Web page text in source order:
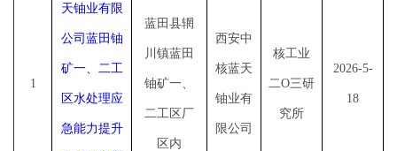
1
天铀业有限
公司蓝田铀
矿一、二工
区水处理应
急能力提升
蓝田县辋
川镇蓝田
铀矿一、
二工区厂
区内
西安中
核蓝天
铀业有
限公司
核工业
二O三研
究所
2026-5-
18